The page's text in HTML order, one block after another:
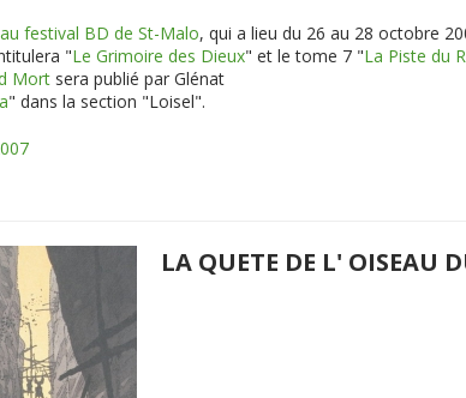
festival BD de St-Malo, qui a lieu du 26 au 28 octobre
"Le Grimoire des Dieux" et le tome 7 "La Piste du
Mort sera publié par Glénat
" dans la section "Loisel".
LA QUETE DE L' OISEAU